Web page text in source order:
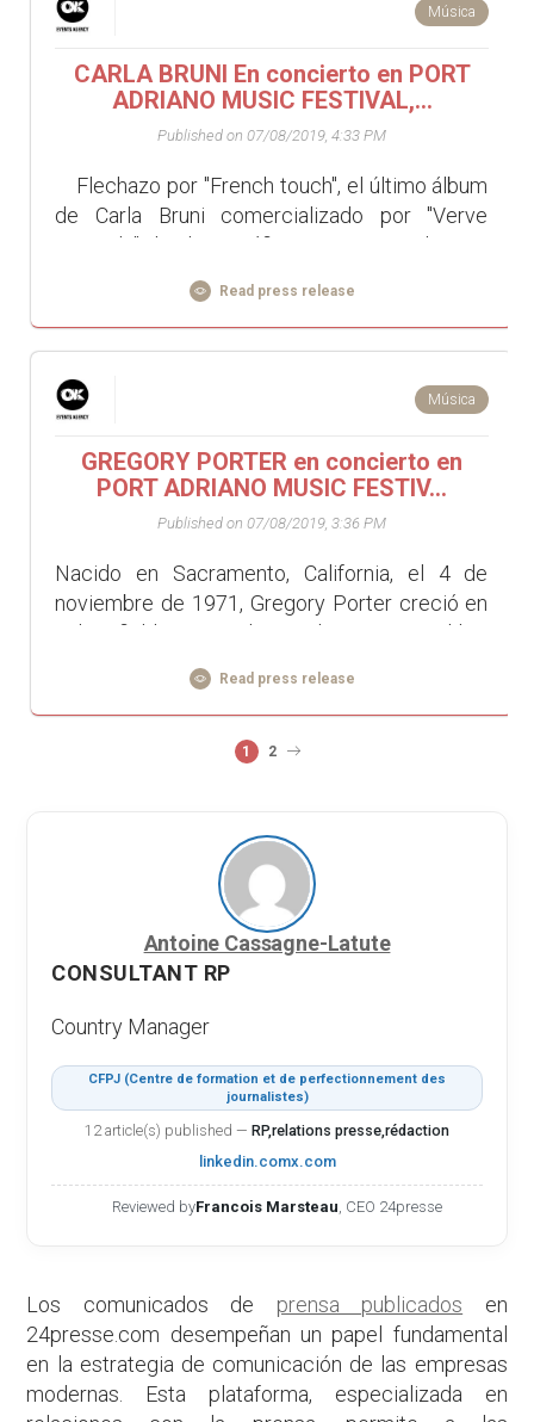
Música
CARLA BRUNI En concierto en PORT
ADRIANO MUSIC FESTIVAL,...
Published on 07/08/2019, 4:33 PM
de Carla Bruni comercializado por "Verve
Records", la discográfica jazzy muy chic de
Read press release
Música
GREGORY PORTER en concierto en
PORT ADRIANO MUSIC FESTIV...
Published on 07/08/2019, 3:36 PM
Nacido en Sacramento, California, el 4 de
noviembre de 1971, Gregory Porter creció en
Bakersfield antes de mudarse a Brooklyn,
Nueva York, donde comenzó su carrera como
Read press release
1 2
Antoine Cassagne-Latute
CONSULTANT RP
Country Manager
CFPJ (Centre de formation et de perfectionnement des
journalistes)
12 article(s) published — RP,relations presse,rédaction
linkedin.comx.com
Reviewed byFrancois Marsteau, CEO 24presse
Los comunicados de prensa publicados en
24presse.com desempeñan un papel fundamental
en la estrategia de comunicación de las empresas
modernas. Esta plataforma, especializada en